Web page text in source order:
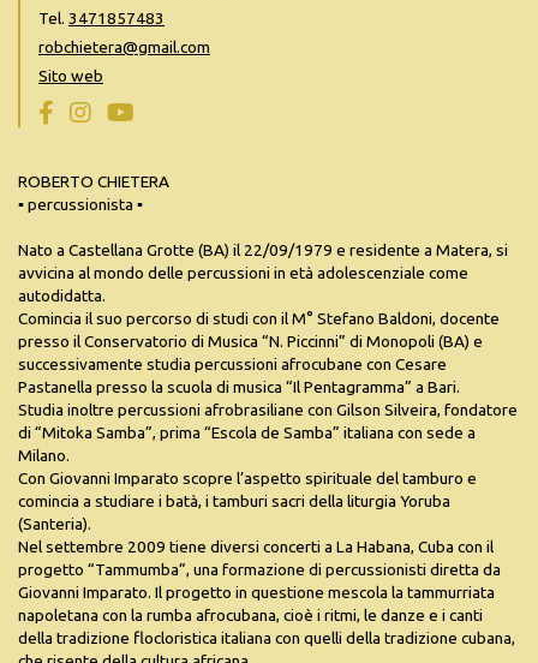
Tel. 3471857483
robchietera@gmail.com
Sito web
ROBERTO CHIETERA
▪ percussionista ▪
Nato a Castellana Grotte (BA) il 22/09/1979 e residente a Matera, si
avvicina al mondo delle percussioni in età adolescenziale come
autodidatta.
Comincia il suo percorso di studi con il M° Stefano Baldoni, docente
presso il Conservatorio di Musica “N. Piccinni” di Monopoli (BA) e
successivamente studia percussioni afrocubane con Cesare
Pastanella presso la scuola di musica “Il Pentagramma” a Bari.
Studia inoltre percussioni afrobrasiliane con Gilson Silveira, fondatore
di “Mitoka Samba”, prima “Escola de Samba” italiana con sede a
Milano.
Con Giovanni Imparato scopre l’aspetto spirituale del tamburo e
comincia a studiare i batà, i tamburi sacri della liturgia Yoruba
(Santeria).
Nel settembre 2009 tiene diversi concerti a La Habana, Cuba con il
progetto “Tammumba”, una formazione di percussionisti diretta da
Giovanni Imparato. Il progetto in questione mescola la tammurriata
napoletana con la rumba afrocubana, cioè i ritmi, le danze e i canti
della tradizione flocloristica italiana con quelli della tradizione cubana,